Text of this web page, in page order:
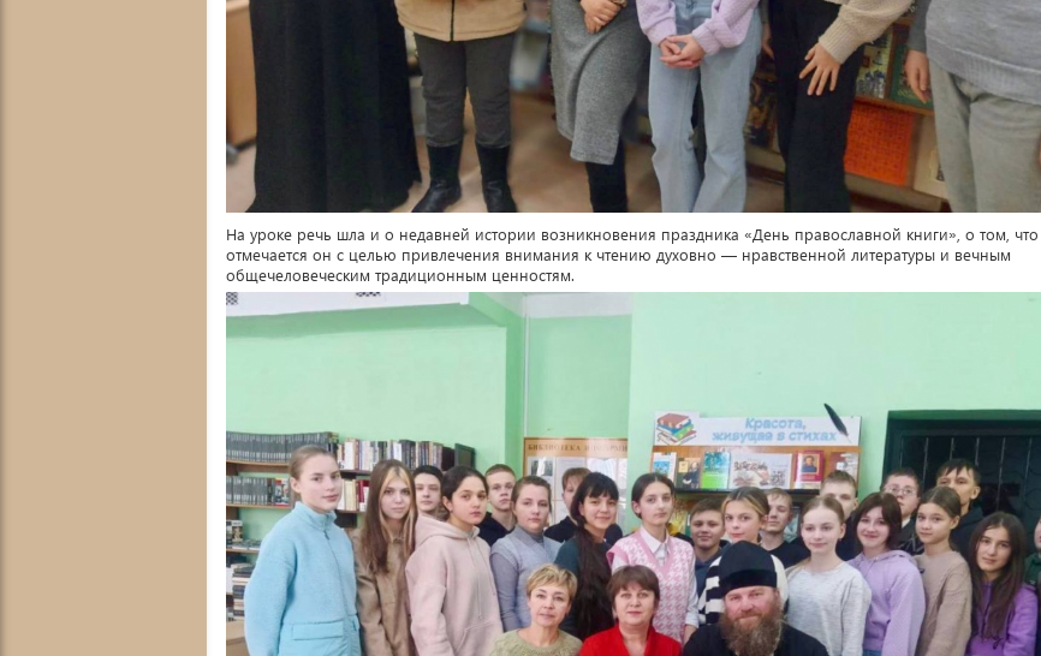
На уроке речь шла и о недавней истории возникновения праздника «День православной книги», о том, что
отмечается он с целью привлечения внимания к чтению духовно — нравственной литературы и вечным
общечеловеческим традиционным ценностям.